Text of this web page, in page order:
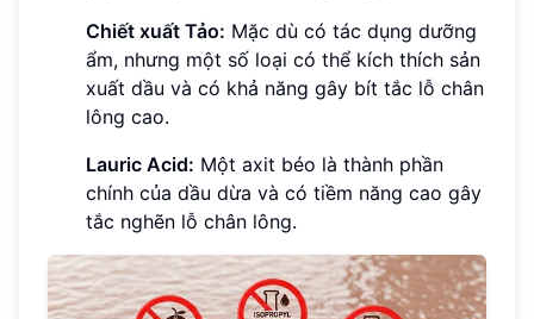
Chiết xuất Tảo: Mặc dù có tác dụng dưỡng
ẩm, nhưng một số loại có thể kích thích sản
xuất dầu và có khả năng gây bít tắc lỗ chân
lông cao.
Lauric Acid: Một axit béo là thành phần
chính của dầu dừa và có tiềm năng cao gây
tắc nghẽn lỗ chân lông.